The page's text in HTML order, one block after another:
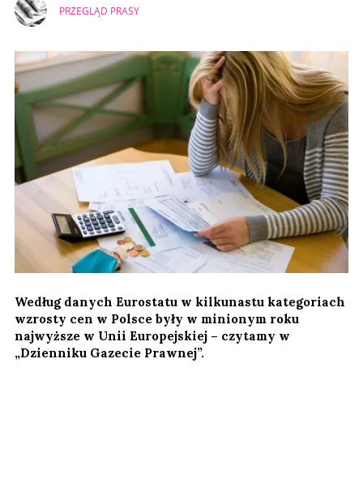
PRZEGLĄD PRASY
Według danych Eurostatu w kilkunastu kategoriach
wzrosty cen w Polsce były w minionym roku
najwyższe w Unii Europejskiej – czytamy w
„Dzienniku Gazecie Prawnej”.